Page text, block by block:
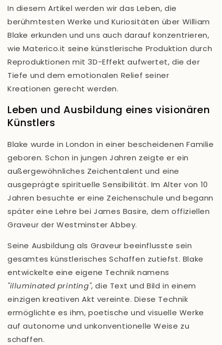
In diesem Artikel werden wir das Leben, die
berühmtesten Werke und Kuriositäten über William
Blake erkunden und uns auch darauf konzentrieren,
wieMaterico.it seine künstlerische Produktion durch
Reproduktionen mit3D-Effekt aufwertet, die der
Tiefe und dem emotionalen Relief seiner
Kreationen gerecht werden.
Leben und Ausbildung eines visionären
Künstlers
Blake wurde in London in einer bescheidenen Familie
geboren. Schon in jungen Jahren zeigte er ein
außergewöhnliches Zeichentalent und eine
ausgeprägte spirituelle Sensibilität. Im Alter von 10
Jahren besuchte er eine Zeichenschule und begann
später eine Lehre bei James Basire, dem offiziellen
Graveur der Westminster Abbey.
Seine Ausbildung als Graveur beeinflusste sein
gesamtes künstlerisches Schaffen zutiefst. Blake
entwickelte eine eigene Technik namens
"illuminated printing", die Text und Bild in einem
einzigen kreativen Akt vereinte. Diese Technik
ermöglichte es ihm, poetische und visuelle Werke
auf autonome und unkonventionelle Weise zu
schaffen.